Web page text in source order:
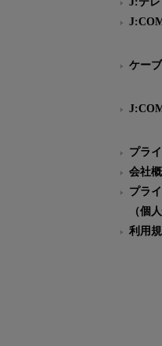
ケー
プラ
会社
プラ
（個
利用